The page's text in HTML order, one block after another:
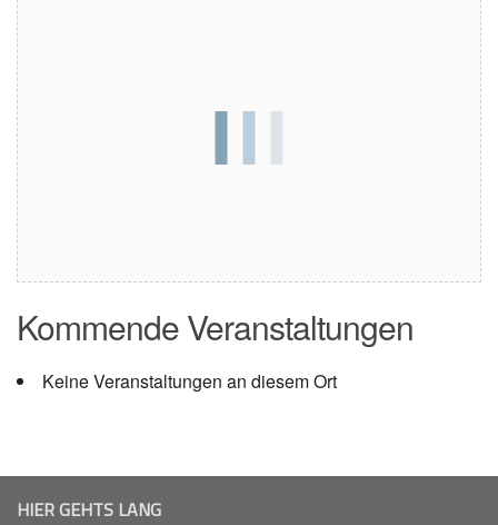
Kommende Veranstaltungen
Keine Veranstaltungen an diesem Ort
HIER GEHTS LANG